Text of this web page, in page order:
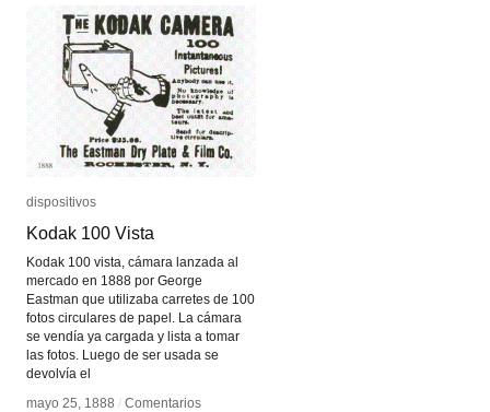
dispositivos
Kodak 100 Vista
Kodak 100 vista, cámara lanzada al
mercado en 1888 por George
Eastman que utilizaba carretes de 100
fotos circulares de papel. La cámara
se vendía ya cargada y lista a tomar
las fotos. Luego de ser usada se
devolvía el
mayo 25, 1888 / Comentarios
dispositivos
Kodak 100 Vista
mayo 25, 1888 / Comentarios